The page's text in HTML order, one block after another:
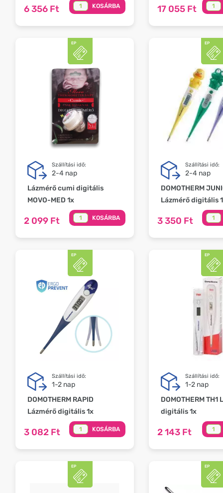
6 356 Ft KOSÁRBA 17 055 Ft
Szállítási idő:
2-4 nap
Lázmérő cumi digitális
MOVO-MED 1x
2 099 Ft KOSÁRBA
Szállítási idő:
2-4 nap
DOMOTHERM
Lázmérő digitális
3 350 Ft
Szállítási idő:
1-2 nap
DOMOTHERM RAPID
Lázmérő digitális 1x
3 082 Ft KOSÁRBA
Szállítási idő:
1-2 nap
DOMOTHERM TH1
digitális 1x
2 143 Ft